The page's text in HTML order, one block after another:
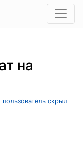
на
скрыл